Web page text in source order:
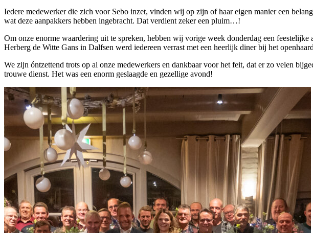
Iedere medewerker die zich voor Sebo inzet, vinden wij op zijn of haar eigen manier een
wat deze aanpakkers hebben ingebracht. Dat verdient zeker een pluim…!
Om onze enorme waardering uit te spreken, hebben wij vorige week donderdag een
Herberg de Witte Gans in Dalfsen werd iedereen verrast met een heerlijk diner bij het
We zijn óntzettend trots op al onze medewerkers en dankbaar voor het feit, dat er zo velen
trouwe dienst. Het was een enorm geslaagde en gezellige avond!